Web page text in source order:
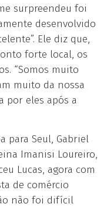
surpreendeu foi
desenvolvido
Ele diz que,
forte local, os
“Somos muito
muito da nossa
por eles após a
para Seul, Gabriel
Imanisi Loureiro,
Lucas, agora com
de comércio
não foi difícil